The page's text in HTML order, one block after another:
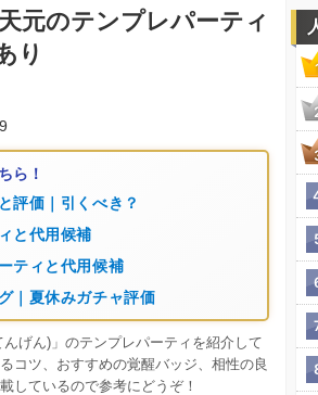
元のテンプレパーティ
り
ら！
評価｜引くべき？
と代用候補
ティと代用候補
｜夏休みガチャ評価
げん)」のテンプレパーティを紹介して
コツ、おすすめの覚醒バッジ、相性の良
しているので参考にどうぞ！